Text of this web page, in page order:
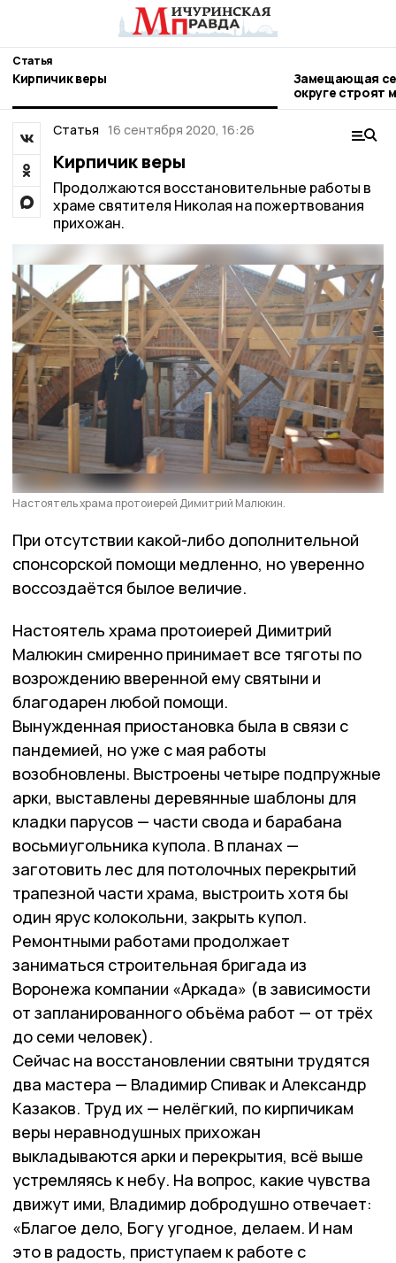
Статья
Кирпичик веры
Замещающая
округе строят
Статья 16 сентября 2020, 16:26
Кирпичик веры
Продолжаются восстановительные работы в
храме святителя Николая на пожертвования
прихожан.
Настоятель храма протоиерей Димитрий Малюкин.
При отсутствии какой-либо дополнительной
спонсорской помощи медленно, но уверенно
воссоздаётся былое величие.
Настоятель храма протоиерей Димитрий
Малюкин смиренно принимает все тяготы по
возрождению вверенной ему святыни и
благодарен любой помощи.
Вынужденная приостановка была в связи с
пандемией, но уже с мая работы
возобновлены. Выстроены четыре подпружные
арки, выставлены деревянные шаблоны для
кладки парусов — части свода и барабана
восьмиугольника купола. В планах —
заготовить лес для потолочных перекрытий
трапезной части храма, выстроить хотя бы
один ярус колокольни, закрыть купол.
Ремонтными работами продолжает
заниматься строительная бригада из
Воронежа компании «Аркада» (в зависимости
от запланированного объёма работ — от трёх
до семи человек).
Сейчас на восстановлении святыни трудятся
два мастера — Владимир Спивак и Александр
Казаков. Труд их — нелёгкий, по кирпичикам
веры неравнодушных прихожан
выкладываются арки и перекрытия, всё выше
устремляясь к небу. На вопрос, какие чувства
движут ими, Владимир добродушно отвечает:
«Благое дело, Богу угодное, делаем. И нам
это в радость, приступаем к работе с